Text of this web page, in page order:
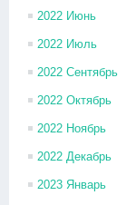
2022 Июнь
2022 Июль
2022 Сентябрь
2022 Октябрь
2022 Ноябрь
2022 Декабрь
2023 Январь